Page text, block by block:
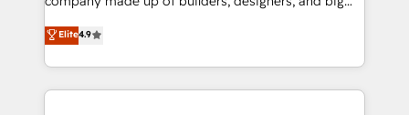
Platform Migration Excellence. • Top 3 Partner of the
Year LATAM 2022, 2023, 2024, 2025. • Partner of the
thinkers. We blend strategy, design, and
development—always fueled by curiosity—to turn
ideas, opportunities, and challenges into meaningful
experiences. To us, technology is more than just
Elite4.9